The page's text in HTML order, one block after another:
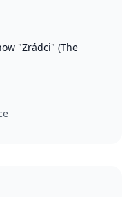
"Zrádci" (The